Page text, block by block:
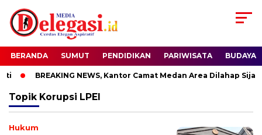
BERANDA SUMUT PENDIDIKAN PARIWISATA BUDAYA
BREAKING NEWS, Kantor Camat Medan Area Dilahap
Topik Korupsi LPEI
Hukum